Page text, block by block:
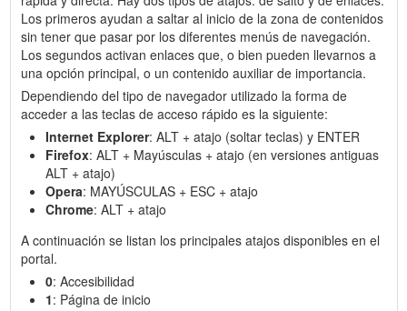
Los primeros ayudan a saltar al inicio de la zona de contenidos
sin tener que pasar por los diferentes menús de navegación.
Los segundos activan enlaces que, o bien pueden llevarnos a
una opción principal, o un contenido auxiliar de importancia.
Dependiendo del tipo de navegador utilizado la forma de
acceder a las teclas de acceso rápido es la siguiente:
Internet Explorer: ALT + atajo (soltar teclas) y ENTER
Firefox: ALT + Mayúsculas + atajo (en versiones antiguas
ALT + atajo)
Opera: MAYÚSCULAS + ESC + atajo
Chrome: ALT + atajo
A continuación se listan los principales atajos disponibles en el
portal.
0: Accesibilidad
1: Página de inicio